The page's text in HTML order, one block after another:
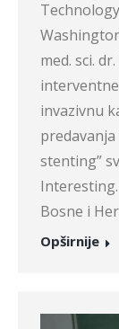
med. sci.
invazivnu
stenting”
Bosne i
Opširnije